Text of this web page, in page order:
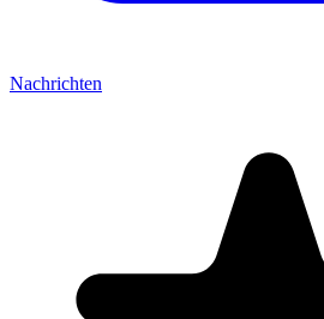
Nachrichten